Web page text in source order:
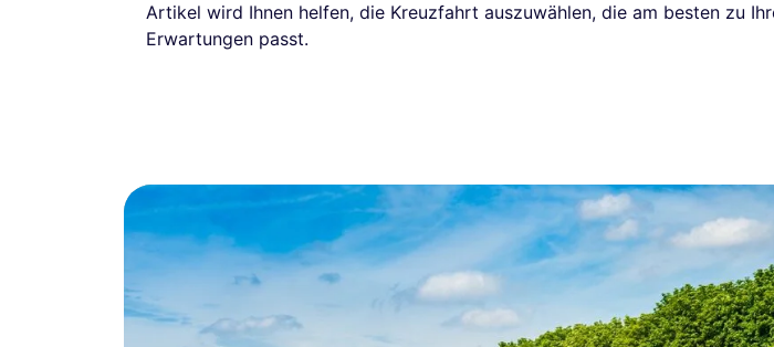
Artikel wird Ihnen helfen, die Kreuzfahrt auszuwählen, die am besten zu
Erwartungen passt.